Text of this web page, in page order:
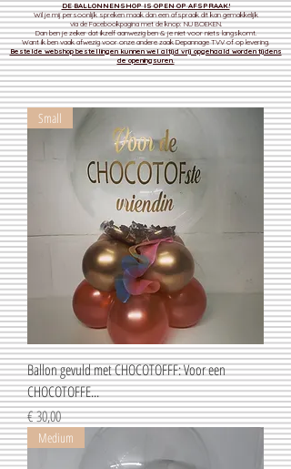
DE BALLONNENSHOP IS OPEN OP AFSPRAAK!
Wil je mij persoonlijk spreken maak dan een afspraak dit kan gemakkelijk
via de Facebookpagina met de knop: NU BOEKEN.
Dan ben je zeker dat ikzelf aanwezig ben & je niet voor niets langskomt.
Want ik ben vaak afwezig voor onze andere zaakDepannage TVV of op levering.
Bestelde webshop bestellingen kunnen wel altijd vrij opgehaald worden tijdens
de openingsuren.
Small
Ballon gevuld met CHOCOTOFFF: Voor een
CHOCOTOFFE...
Prijs
€ 30,00
Medium